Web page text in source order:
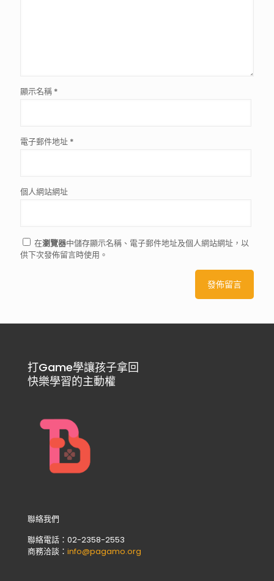
顯示名稱 *
電子郵件地址 *
個人網站網址
在瀏覽器中儲存顯示名稱、電子郵件地址及個人網站網址，以
供下次發佈留言時使用。
打Game學讓孩子拿回
快樂學習的主動權
聯絡我們
聯絡電話：02-2358-2553
商務洽談： info@pagamo.org